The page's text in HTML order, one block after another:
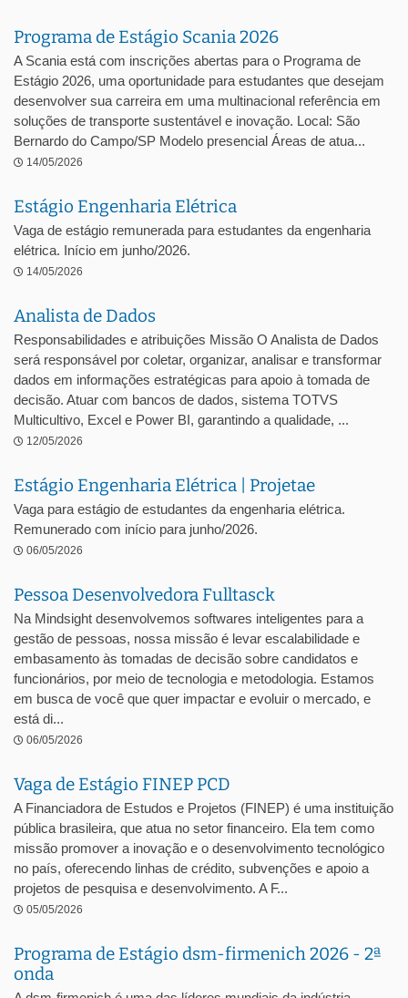
Programa de Estágio Scania 2026
A Scania está com inscrições abertas para o Programa de
Estágio 2026, uma oportunidade para estudantes que desejam
desenvolver sua carreira em uma multinacional referência em
soluções de transporte sustentável e inovação. Local: São
Bernardo do Campo/SP Modelo presencial Áreas de atua...
14/05/2026
Estágio Engenharia Elétrica
Vaga de estágio remunerada para estudantes da engenharia
elétrica. Início em junho/2026.
14/05/2026
Analista de Dados
Responsabilidades e atribuições Missão O Analista de Dados
será responsável por coletar, organizar, analisar e transformar
dados em informações estratégicas para apoio à tomada de
decisão. Atuar com bancos de dados, sistema TOTVS
Multicultivo, Excel e Power BI, garantindo a qualidade, ...
12/05/2026
Estágio Engenharia Elétrica | Projetae
Vaga para estágio de estudantes da engenharia elétrica.
Remunerado com início para junho/2026.
06/05/2026
Pessoa Desenvolvedora Fulltasck
Na Mindsight desenvolvemos softwares inteligentes para a
gestão de pessoas, nossa missão é levar escalabilidade e
embasamento às tomadas de decisão sobre candidatos e
funcionários, por meio de tecnologia e metodologia. Estamos
em busca de você que quer impactar e evoluir o mercado, e
está di...
06/05/2026
Vaga de Estágio FINEP PCD
A Financiadora de Estudos e Projetos (FINEP) é uma instituição
pública brasileira, que atua no setor financeiro. Ela tem como
missão promover a inovação e o desenvolvimento tecnológico
no país, oferecendo linhas de crédito, subvenções e apoio a
projetos de pesquisa e desenvolvimento. A F...
05/05/2026
Programa de Estágio dsm-firmenich 2026 - 2ª
onda